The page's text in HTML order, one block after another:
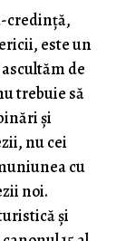
credință,
este un
de
trebuie să
și
nu cei
cu
noi.
și